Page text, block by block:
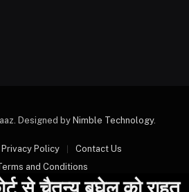
Designed by Nimble Technology.
Privacy Policy
Contact Us
and Conditions